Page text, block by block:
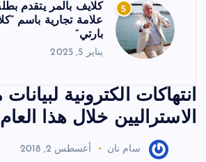
5
كلايف بالمر يتقدم
علامة تجارية باسم
بارتي”
يناير 5, 2025
انتهاكات الكترونية
الاستراليين خلال هذا العام
سام نان أغسطس 2, 2018